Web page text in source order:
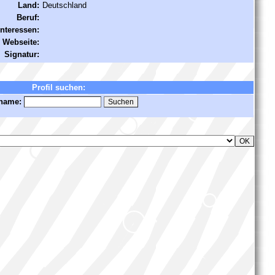
Land: Deutschland
Beruf:
Webseite:
Signatur:
Profil suchen: